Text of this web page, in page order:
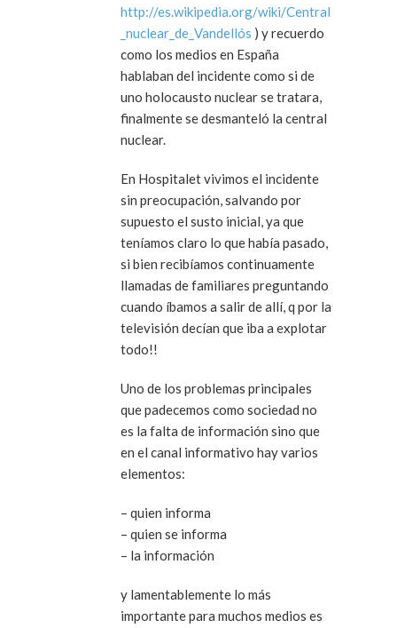
http://es.wikipedia.org/wiki/Central
_nuclear_de_Vandellós ) y recuerdo
como los medios en España
hablaban del incidente como si de
uno holocausto nuclear se tratara,
finalmente se desmanteló la central
nuclear.
En Hospitalet vivimos el incidente
sin preocupación, salvando por
supuesto el susto inicial, ya que
teníamos claro lo que había pasado,
si bien recibíamos continuamente
llamadas de familiares preguntando
cuando íbamos a salir de allí, q por la
televisión decían que iba a explotar
todo!!
Uno de los problemas principales
que padecemos como sociedad no
es la falta de información sino que
en el canal informativo hay varios
elementos:
– quien informa
– quien se informa
– la información
y lamentablemente lo más
importante para muchos medios es